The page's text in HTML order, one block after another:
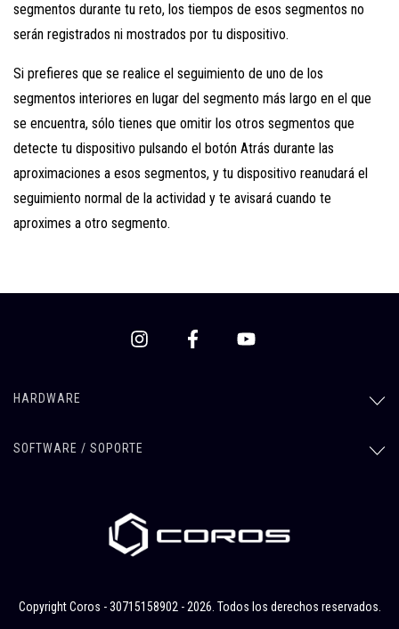
segmentos durante tu reto, los tiempos de esos segmentos no
serán registrados ni mostrados por tu dispositivo.
Si prefieres que se realice el seguimiento de uno de los
segmentos interiores en lugar del segmento más largo en el que
se encuentra, sólo tienes que omitir los otros segmentos que
detecte tu dispositivo pulsando el botón Atrás durante las
aproximaciones a esos segmentos, y tu dispositivo reanudará el
seguimiento normal de la actividad y te avisará cuando te
aproximes a otro segmento.
HARDWARE
SOFTWARE / SOPORTE
Copyright Coros - 30715158902 - 2026. Todos los derechos reservados.